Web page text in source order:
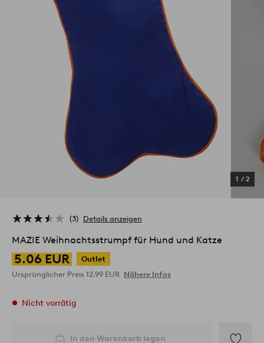
1 / 2
3 Details anzeigen
MAZIE Weihnachtsstrumpf für Hund und Katze
5.06 EUR
Outlet
Ursprünglicher Preis 12.99 EUR Nähere Infos
Nicht vorrätig
In den Warenkorb legen